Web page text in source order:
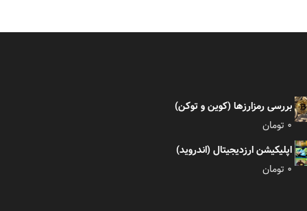
بررسی رمزارزها (کوین و توکن)
0 تومان
اپلیکیشن ارزدیجیتال (اندروید)
0 تومان